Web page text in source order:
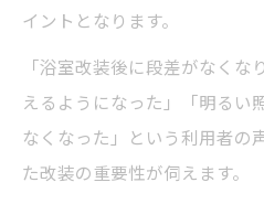
イントとなります。
「浴室改装後に段差がなく
えるようになった」「明るい
なくなった」という利用者の
た改装の重要性が伺えます。